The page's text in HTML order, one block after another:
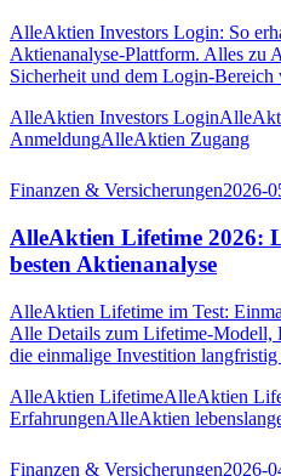
AlleAktien Investors Login: So
Aktienanalyse-Plattform. Alles zu
Sicherheit und dem Login-
AlleAktien Investors Login
AnmeldungAlleAktien Zugang
Finanzen & Versicherungen2026-
AlleAktien Lifetime 2026:
besten Aktienanalyse
AlleAktien Lifetime im Test:
Alle Details zum Lifetime-Modell,
die einmalige Investition langfristig
AlleAktien LifetimeAlleAktien
ErfahrungenAlleAktien
Finanzen & Versicherungen2026-